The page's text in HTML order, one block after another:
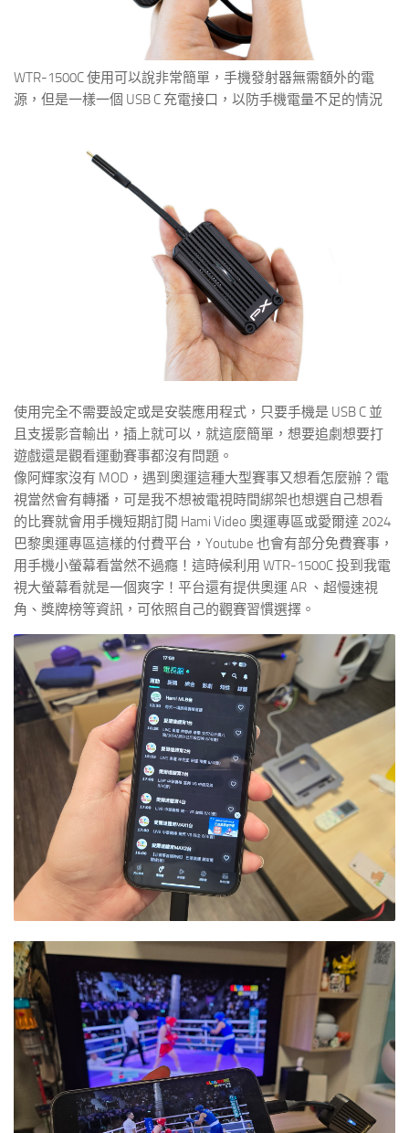
WTR-1500C 使用可以說非常簡單，手機發射器無需額外的電
源，但是一樣一個 USB C 充電接口，以防手機電量不足的情況
使用完全不需要設定或是安裝應用程式，只要手機是 USB C 並
且支援影音輸出，插上就可以，就這麼簡單，想要追劇想要打
遊戲還是觀看運動賽事都沒有問題。
像阿輝家沒有 MOD，遇到奧運這種大型賽事又想看怎麼辦？電
視當然會有轉播，可是我不想被電視時間綁架也想選自己想看
的比賽就會用手機短期訂閱 Hami Video 奧運專區或愛爾達 2024
巴黎奧運專區這樣的付費平台，Youtube 也會有部分免費賽事，
用手機小螢幕看當然不過癮！這時候利用 WTR-1500C 投到我電
視大螢幕看就是一個爽字！平台還有提供奧運 AR 、超慢速視
角、獎牌榜等資訊，可依照自己的觀賽習慣選擇。